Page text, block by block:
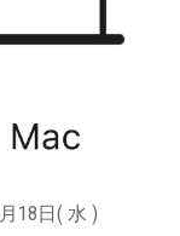
18日( 水 )